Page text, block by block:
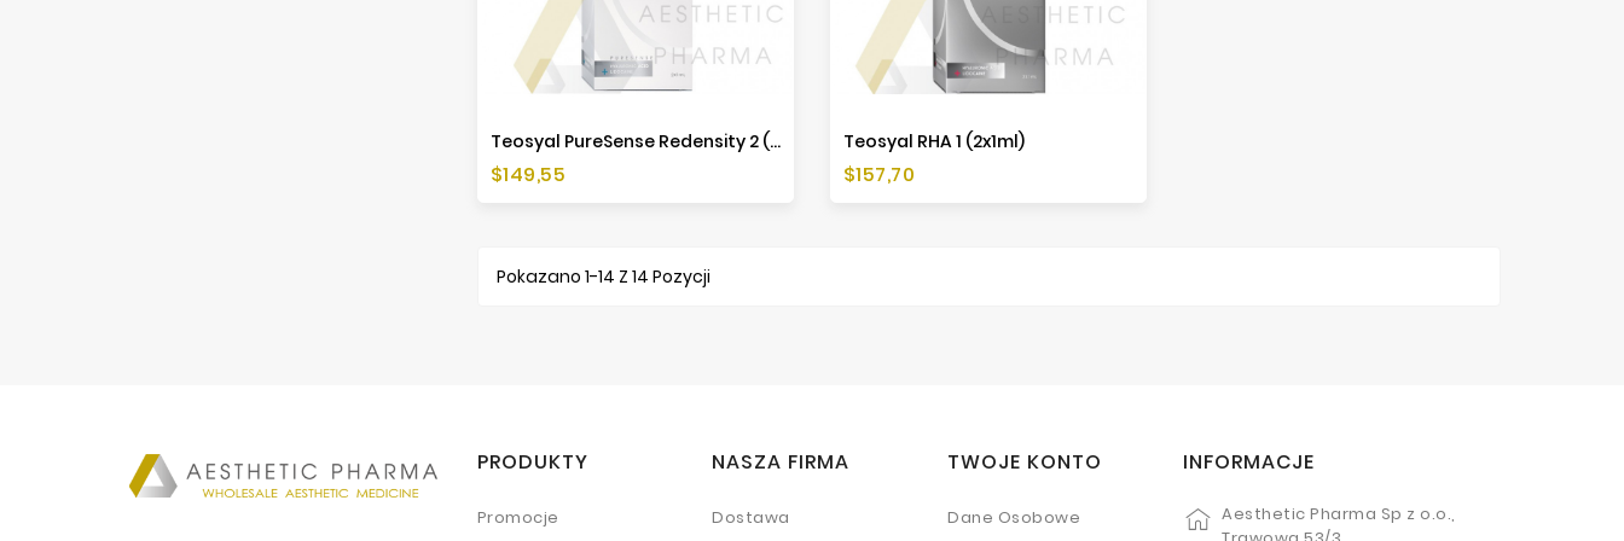
Teosyal PureSense Redensity 2 (2x1ml)
Cena
$149,55
Teosyal RHA 1 (2x1ml)
Cena
$157,70
Pokazano 1-14 Z 14 Pozycji
PRODUKTY
Promocje
NASZA FIRMA
Dostawa
TWOJE KONTO
Dane Osobowe
INFORMACJE
Aesthetic Pharma Sp z o.o.,